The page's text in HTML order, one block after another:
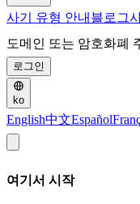
사기 유형 안내 블로그
도메인 또는 암호화폐
로그인
ko
English中文Español
여기서 시작